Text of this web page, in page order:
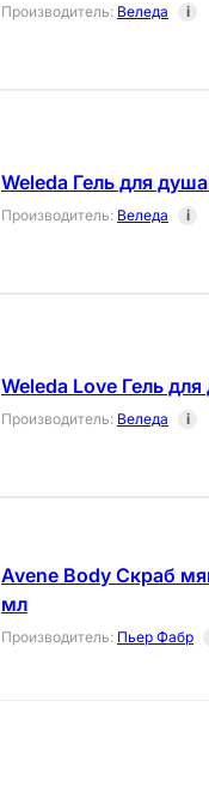
Производитель: Веледа i
Weleda Гель для
Производитель: Веледа i
Weleda Love Гель
Производитель: Веледа i
Avene Body Скраб
мл
Производитель: Пьер Фабр